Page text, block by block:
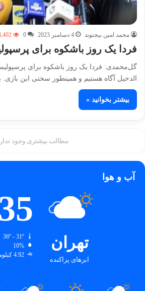
محمد امین بیجنوند 4 دسامبر 2023 0
فردا یک روز باشکوه برای
گل‌محمدی: فردا یک روز باشکوه برای
الدحیل آگاه هستیم و همینطور سختی این بازی.
بیشتر بخوانید »
مطالب بیشتری وجود
آب و هوا
تهران
ابرهای پراکنده
10%
4.92 کیلومتر/ساعت